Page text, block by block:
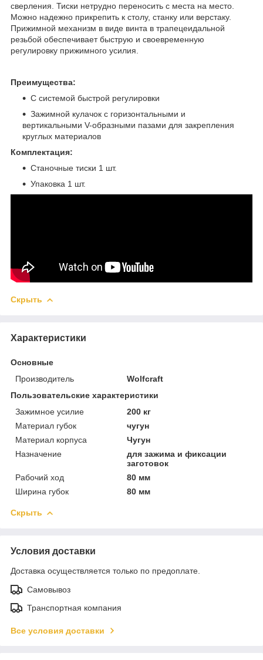
сверления. Тиски нетрудно переносить с места на место.
Можно надежно прикрепить к столу, станку или верстаку.
Прижимной механизм в виде винта в трапецеидальной
резьбой обеспечивает быструю и своевременную
регулировку прижимного усилия.
Преимущества:
С системой быстрой регулировки
Зажимной кулачок с горизонтальными и
вертикальными V-образными пазами для закрепления
круглых материалов
Комплектация:
Станочные тиски 1 шт.
Упаковка 1 шт.
Скрыть
Характеристики
Основные
Производитель
Wolfcraft
Пользовательские характеристики
Зажимное усилие
200 кг
Материал губок
чугун
Материал корпуса
Чугун
Назначение
для зажима и фиксации
заготовок
Рабочий ход
80 мм
Ширина губок
80 мм
Скрыть
Условия доставки
Доставка осуществляется только по предоплате.
Самовывоз
Транспортная компания
Все условия доставки